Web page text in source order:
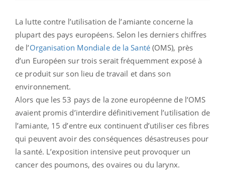
La lutte contre l’utilisation de l’amiante concerne la
plupart des pays européens. Selon les derniers chiffres
de l’Organisation Mondiale de la Santé(OMS), près
d’un Européen sur trois serait fréquemment exposé à
ce produit sur son lieu de travail et dans son
environnement.
Alors que les 53 pays de la zone européenne de l’OMS
avaient promis d’interdire définitivement l’utilisation de
l’amiante, 15 d’entre eux continuent d’utiliser ces fibres
qui peuvent avoir des conséquences désastreuses pour
la santé. L’exposition intensive peut provoquer un
cancer des poumons, des ovaires ou du larynx.